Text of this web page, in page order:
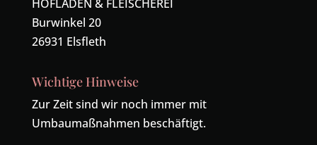
HOFLADEN & FLEISCHEREI
Burwinkel 20
26931 Elsfleth
Wichtige Hinweise
Zur Zeit sind wir noch immer mit
Umbaumaßnahmen beschäftigt.